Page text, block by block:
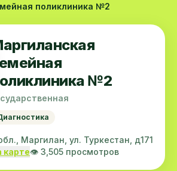
поликлиника №2
№2
Маргилан, ул. Туркестан, д171
👁️ 3,505 просмотров